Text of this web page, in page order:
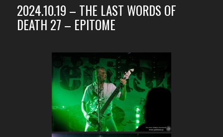
2024.10.19 – THE LAST WORDS OF
DEATH 27 – EPITOME